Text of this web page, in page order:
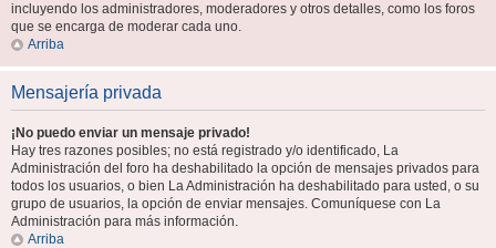
incluyendo los administradores, moderadores y otros detalles, como los foros
que se encarga de moderar cada uno.
Arriba
Mensajería privada
¡No puedo enviar un mensaje privado!
Hay tres razones posibles; no está registrado y/o identificado, La
Administración del foro ha deshabilitado la opción de mensajes privados para
todos los usuarios, o bien La Administración ha deshabilitado para usted, o su
grupo de usuarios, la opción de enviar mensajes. Comuníquese con La
Administración para más información.
Arriba